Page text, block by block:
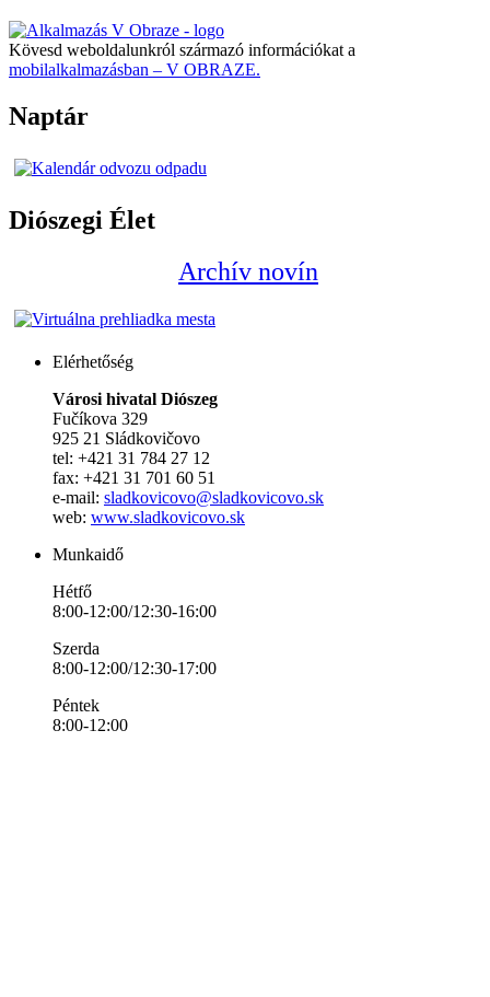
Kövesd weboldalunkról származó információkat a
mobilalkalmazásban – V OBRAZE.
Naptár
Diószegi Élet
Archív novín
Elérhetőség
Városi hivatal Diószeg
Fučíkova 329
925 21 Sládkovičovo
tel: +421 31 784 27 12
fax: +421 31 701 60 51
e-mail: sladkovicovo@sladkovicovo.sk
web: www.sladkovicovo.sk
Munkaidő
Hétfő
8:00-12:00/12:30-16:00
Szerda
8:00-12:00/12:30-17:00
Péntek
8:00-12:00